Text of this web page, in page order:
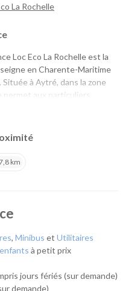
La Rochelle
Loc Eco La Rochelle est la
en Charente-Maritime
à Aytré, dans la zone
aux particuliers
facilement une voiture
choix de véhicules.
pour quelques jours, notre
une solution adaptée. Son
Plage et les
km
, Minibus et Utilitaires
à petit prix
jours fériés (sur demande)
demande)